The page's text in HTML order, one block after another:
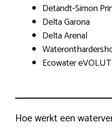
Detandt-Simon
Delta Garona
Delta Arenal
Ecowater
Hoe werkt een